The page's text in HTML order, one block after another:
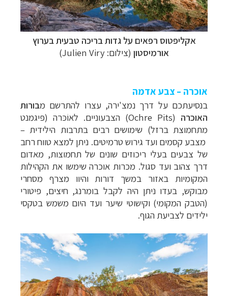
אקליפטוס רפאים על גדות בריכה טבעית בערוץ
אורמיסטון (צילום: Julien Viry
)
אוכרה – צבע אדמה
בנסיעתכם על דרך נמצ'ירה, עצרו להתרשם מבורות
האוכרה (
Ochre Pits) הצבעוניים. לאוֹ‏כּרה (פיגמנט
מתחמוצת ברזל) שימושים רבים בתרבות הילידית –
מצבע קסמים ועד גירוש טרמיטים. ניתן למצא טווח רחב
של צבעים בעלי ריכוזים שונים של תחמוצות, מאדום
דרך צהוב ועד סגול. מכרות אוכרה שימשו את הקהילות
המקומיות באזור במשך דורות והיוו מצרף מסחרי
מבוקש, בעדו ניתן היה לקבל בומרנג, חיצים, פיטורי
(הטבק המקומי) וקישוטי שיער ועד היום משמש בטקסי
ילידים לצביעת הגוף.